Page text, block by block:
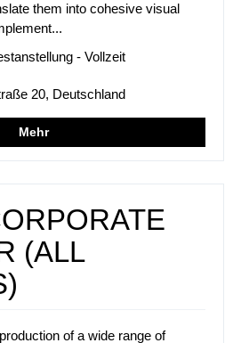
them into cohesive visual
- Vollzeit
20, Deutschland
Mehr
(ALL
of a wide range of